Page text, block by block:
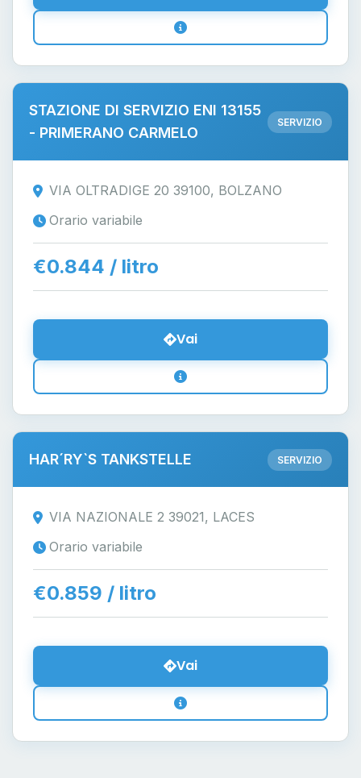
STAZIONE DI SERVIZIO ENI 13155
- PRIMERANO CARMELO
SERVIZIO
VIA OLTRADIGE 20 39100, BOLZANO
Orario variabile
€0.844 / litro
Vai
HAR´RY`S TANKSTELLE SERVIZIO
VIA NAZIONALE 2 39021, LACES
Orario variabile
€0.859 / litro
Vai